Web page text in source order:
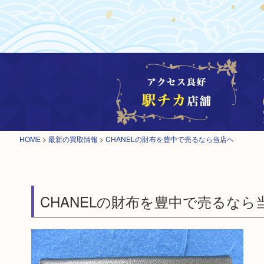
HOME > 最新の買取情報 > CHANELの財布を豊中で売るなら当店へ
CHANELの財布を豊中で売るなら